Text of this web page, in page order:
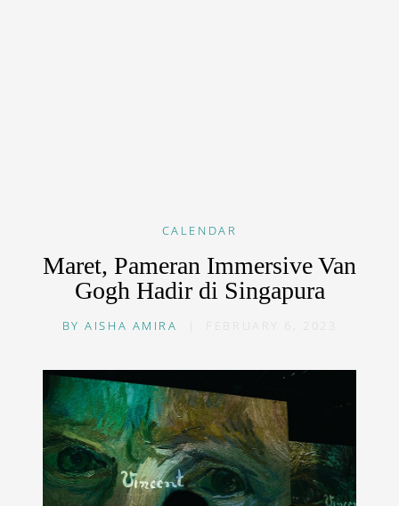
CALENDAR
Maret, Pameran Immersive Van
Gogh Hadir di Singapura
BYAISHA AMIRA FEBRUARY 6, 2023